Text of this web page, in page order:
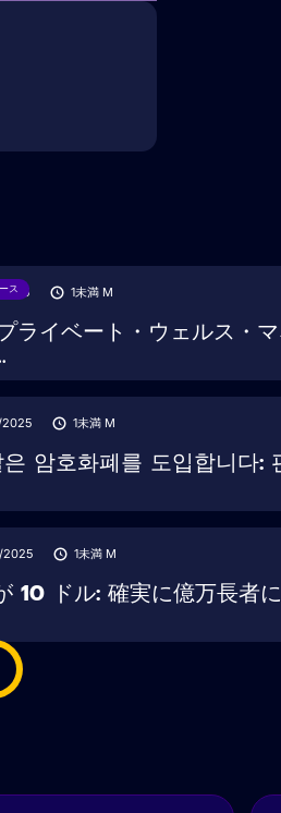
ス 1未満 M
ライベート・ウェルス・
1未満 M
암호화폐를 도입합니다:
1未満 M
10 ドル: 確実に億万長者